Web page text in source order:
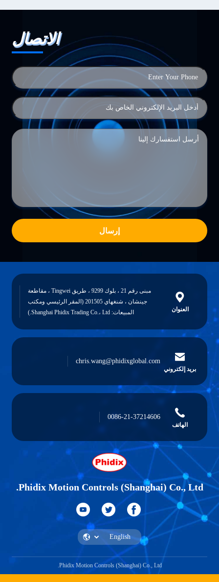
الاتصال
إرسال
العنوان
مبنى رقم 21 ، بلوك 9299 ، طريق Tingwei ، مقاطعة
جينشان ، شنغهاي 201505 (المقر الرئيسي ومكتب
المبيعات: Shanghai Phidix Trading Co.، Ltd.)
بريد إلكتروني
chris.wang@phidixglobal.com
الهاتف
0086-21-37214606
Phidix Motion Controls (Shanghai) Co., Ltd.
Phidix Motion Controls (Shanghai) Co., Ltd.